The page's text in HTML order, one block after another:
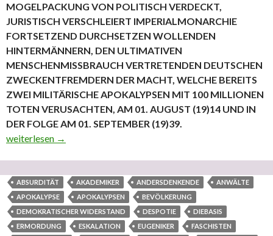
MOGELPACKUNG VON POLITISCH VERDECKT,
JURISTISCH VERSCHLEIERT IMPERIALMONARCHIE
FORTSETZEND DURCHSETZEN WOLLENDEN
HINTERMÄNNERN, DEN ULTIMATIVEN
MENSCHENMISSBRAUCH VERTRETENDEN DEUTSCHEN
ZWECKENTFREMDERN DER MACHT, WELCHE BEREITS
ZWEI MILITÄRISCHE APOKALYPSEN MIT 100 MILLIONEN
TOTEN VERUSACHTEN, AM 01. AUGUST (19)14 UND IN
DER FOLGE AM 01. SEPTEMBER (19)39.
ABSURDITÄT DER DEUTSCHEN ‚INDEMNITÄT –
weiterlesen →
ABSURDITÄT AKADEMIKER ANDERSDENKENDE
ANWÄLTE
APOKALYPSE
APOKALYPSEN
BEVÖLKERUNG
DEMOKRATISCHER WIDERSTAND
DESPOTIE
DIEBASIS
ERMORDUNG
ESKALATION EUGENIKER
FASCHISTEN